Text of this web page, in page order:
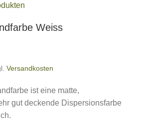
Weiss
Versandkosten
ist eine matte,
gut deckende Dispersionsfarbe